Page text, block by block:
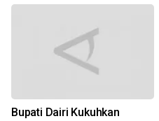
Bupati Dairi Kukuhkan